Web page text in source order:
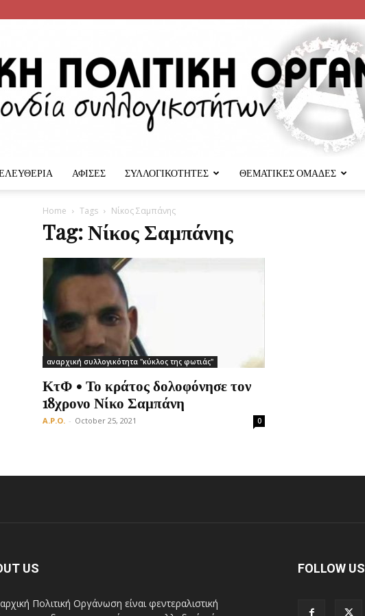
Οργάνωση
ΑΦΙΣΕΣ ΣΥΛΛΟΓΙΚΟΤΗΤΕΣ ΘΕΜΑΤΙΚΕΣ ΟΜΑΔΕΣ
Home Tags Νίκος Σαμπάνης
Tag: Νίκος Σαμπάνης
αναρχική συλλογικότητα "κύκλος της φωτιάς"
ΚτΦ • Το κράτος δολοφόνησε τον
18χρονο Νίκο Σαμπάνη
A.P.O. - October 25, 2021 0
US
Πολιτική Οργάνωση είναι φεντεραλιστική
FOLLOW US